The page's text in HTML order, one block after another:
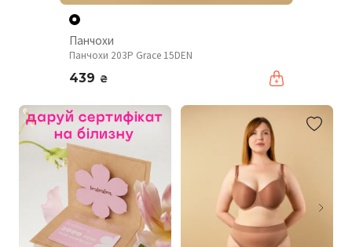
Панчохи
Панчохи 203P Grace 15DEN
439 ₴